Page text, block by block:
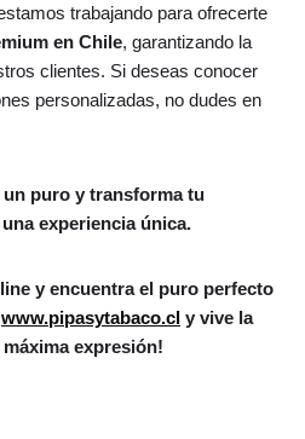
trabajando para ofrecerte
en Chile, garantizando la
clientes. Si deseas conocer
personalizadas, no dudes en
puro y transforma tu
experiencia única.
y encuentra el puro perfecto
www.pipasytabaco.cl y vive la
expresión!